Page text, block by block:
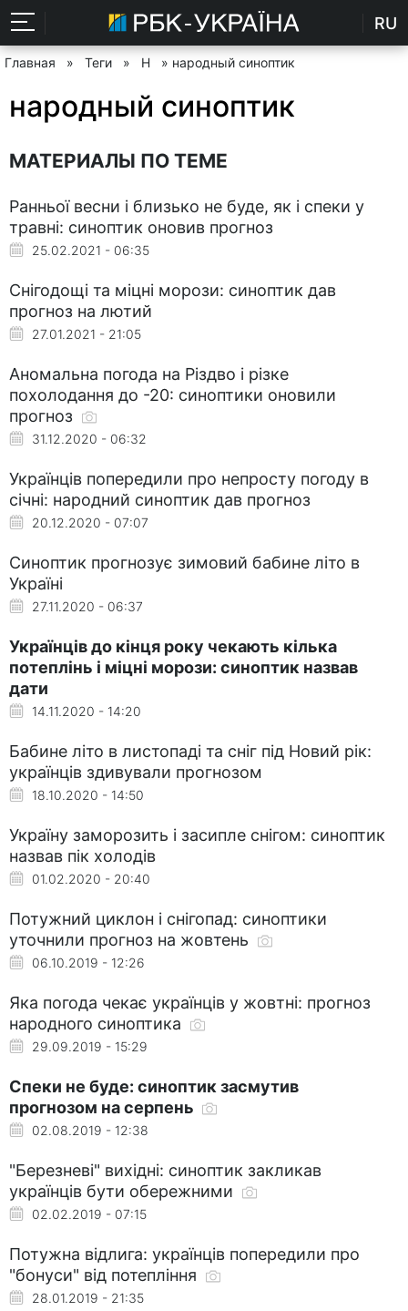
RU
Главная » Теги » Н » народный синоптик
народный синоптик
МАТЕРИАЛЫ ПО ТЕМЕ
Ранньої весни і близько не буде, як і спеки у
травні: синоптик оновив прогноз
25.02.2021 - 06:35
Снігодощі та міцні морози: синоптик дав
прогноз на лютий
27.01.2021 - 21:05
Аномальна погода на Різдво і різке
похолодання до -20: синоптики оновили
прогноз
31.12.2020 - 06:32
Українців попередили про непросту погоду в
січні: народний синоптик дав прогноз
20.12.2020 - 07:07
Синоптик прогнозує зимовий бабине літо в
Україні
27.11.2020 - 06:37
Українців до кінця року чекають кілька
потеплінь і міцні морози: синоптик назвав
дати
14.11.2020 - 14:20
Бабине літо в листопаді та сніг під Новий рік:
українців здивували прогнозом
18.10.2020 - 14:50
Україну заморозить і засипле снігом: синоптик
назвав пік холодів
01.02.2020 - 20:40
Потужний циклон і снігопад: синоптики
уточнили прогноз на жовтень
06.10.2019 - 12:26
Яка погода чекає українців у жовтні: прогноз
народного синоптика
29.09.2019 - 15:29
Спеки не буде: синоптик засмутив
прогнозом на серпень
02.08.2019 - 12:38
"Березневі" вихідні: синоптик закликав
українців бути обережними
02.02.2019 - 07:15
Потужна відлига: українців попередили про
"бонуси" від потепління
28.01.2019 - 21:35